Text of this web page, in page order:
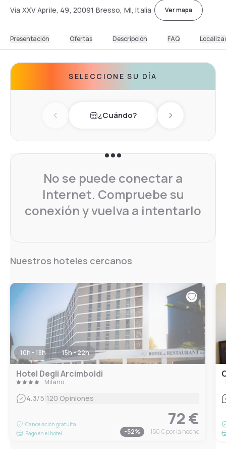
Via XXV Aprile, 49, 20091 Bresso, MI, Italia Ver mapa
Presentación Ofertas Descripción FAQ
SELECCIONE SU DÍA
Previous day¿Cuándo? Next day
No se puede conectar a
Internet. Compruebe su
conexión y vuelva a intentarlo
Nuestros hoteles cercanos
10h - 18h 15h - 22h
Hotel Degli Arcimboldi
Milano
4.3/5 120 Opiniones
Cancelación gratuita
Pago en el hotel
72 €
-52% 150 €por la noche